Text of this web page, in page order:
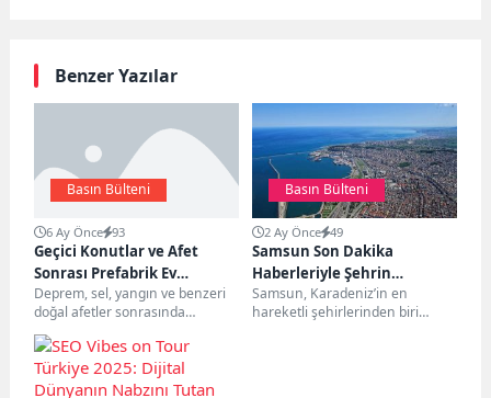
Benzer Yazılar
Basın Bülteni
6 Ay Önce 93
Geçici Konutlar ve Afet
Sonrası Prefabrik Ev
Çözümleri
Deprem, sel, yangın ve benzeri
doğal afetler sonrasında
barınma ihtiyacı, en acil ve
hayati konuların...
Basın Bülteni
2 Ay Önce 49
Samsun Son Dakika
Haberleriyle Şehrin
Gündemini Yakından Takip
Edin
Samsun, Karadeniz’in en
hareketli şehirlerinden biri